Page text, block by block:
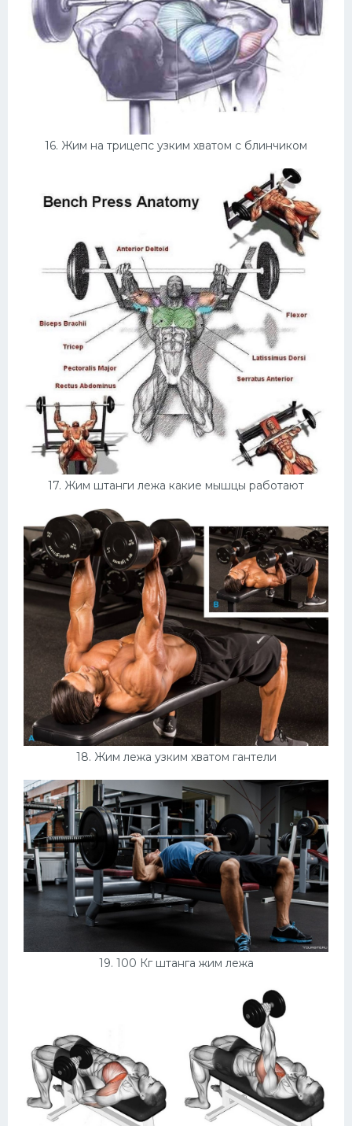
16. Жим на трицепс узким хватом с блинчиком
17. Жим штанги лежа какие мышцы работают
18. Жим лежа узким хватом гантели
19. 100 Кг штанга жим лежа